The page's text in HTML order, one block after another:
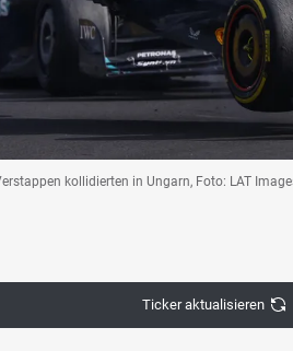
kollidierten in Ungarn, Foto: LAT
Ticker aktualisieren